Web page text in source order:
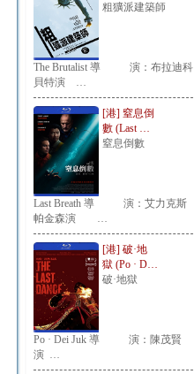
粗獷派建築師
The Brutalist 導 演：布拉迪科
貝特演 …
[港] 窒息倒
數 (Last …
窒息倒數
Last Breath 導 演：艾力克斯
帕金森演 …
[港] 破·地
獄 (Po · D…
破·地獄
Po · Dei Juk 導 演：陳茂賢
演 …